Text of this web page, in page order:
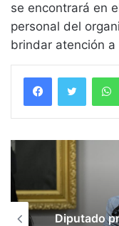
se encontrará en
personal del
brindar atención